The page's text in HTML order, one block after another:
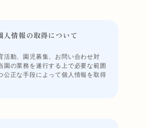
人情報の取得について
活動、園児募集、お問い合わせ対
園の業務を遂行する上で必要な範囲
公正な手段によって個人情報を取得